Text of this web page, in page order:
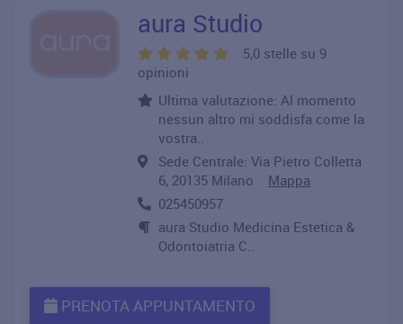
aura Studio
5,0 stelle su 9
opinioni
Ultima valutazione: Al momento
nessun altro mi soddisfa come la
vostra..
Sede Centrale: Via Pietro Colletta
6, 20135 Milano Mappa
025450957
aura Studio Medicina Estetica &
Odontoiatria C..
PRENOTA APPUNTAMENTO